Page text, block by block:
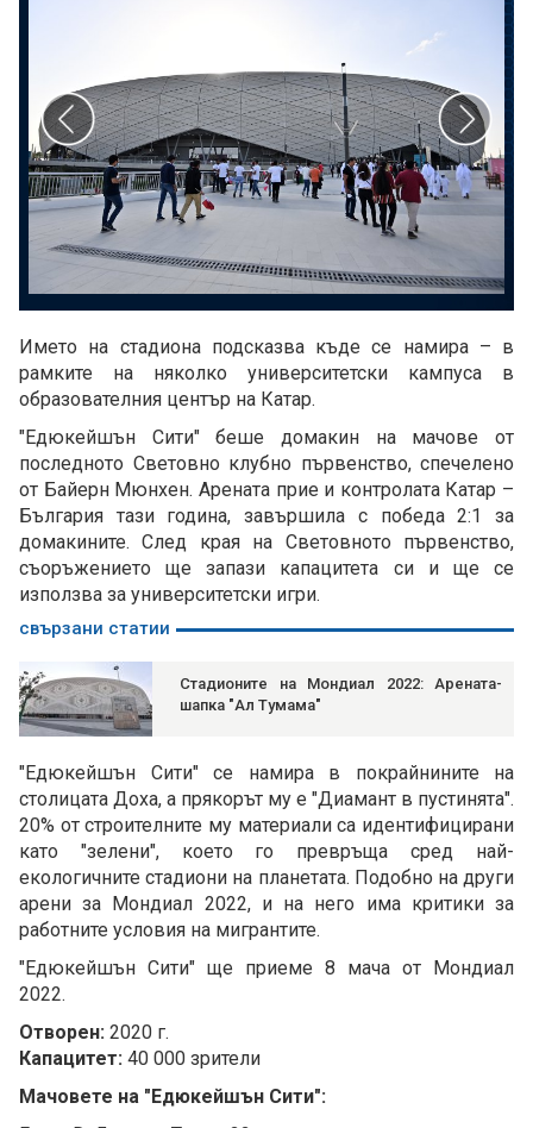
Името на стадиона подсказва къде се намира – в
рамките на няколко университетски кампуса в
образователния център на Катар.
"Едюкейшън Сити" беше домакин на мачове от
последното Световно клубно първенство, спечелено
от Байерн Мюнхен. Арената прие и контролата Катар –
България тази година, завършила с победа 2:1 за
домакините. След края на Световното първенство,
съоръжението ще запази капацитета си и ще се
използва за университетски игри.
свързани статии
Стадионите на Мондиал 2022: Арената-
шапка "Ал Тумама"
"Едюкейшън Сити" се намира в покрайнините на
столицата Доха, а прякорът му е "Диамант в пустинята".
20% от строителните му материали са идентифицирани
като "зелени", което го превръща сред най-
екологичните стадиони на планетата. Подобно на други
арени за Мондиал 2022, и на него има критики за
работните условия на мигрантите.
"Едюкейшън Сити" ще приеме 8 мача от Мондиал
2022.
Отворен: 2020 г.
Капацитет: 40 000 зрители
Мачовете на "Едюкейшън Сити":